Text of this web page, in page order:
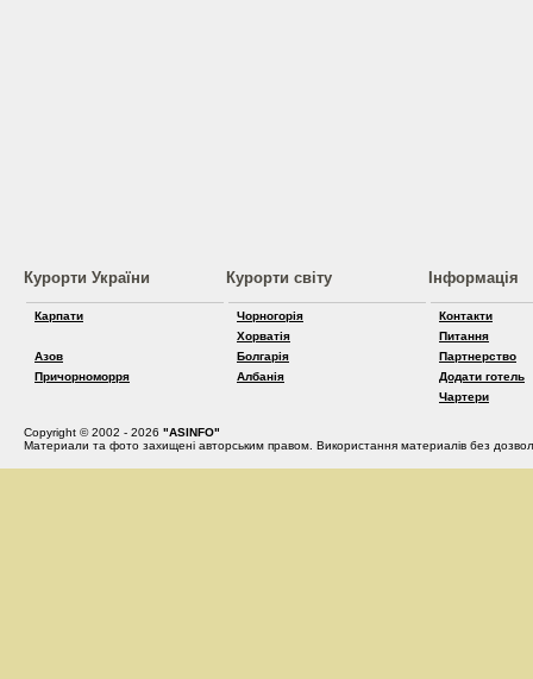
Курорти України
Карпати
Азов
Причорноморря
Курорти світу
Чорногорія
Хорватія
Болгарія
Албанія
Інформація
Контакти
Питання
Партнерство
Додати готель
Чартери
Copyright © 2002 - 2026 "ASINFO"
Материали та фото захищені авторським правом. Використання материалів без